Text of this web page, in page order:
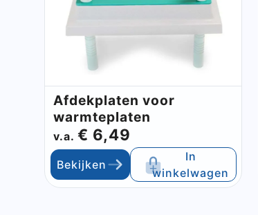
Afdekplaten voor
warmteplaten
v.a.€ 6,49
Bekijken
In
winkelwagen